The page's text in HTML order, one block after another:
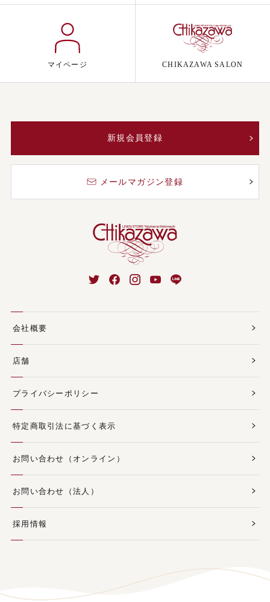
マイページ CHIKAZAWA SALON
新規会員登録
メールマガジン登録
会社概要
店舗
プライバシーポリシー
特定商取引法に基づく表示
お問い合わせ（オンライン）
お問い合わせ（法人）
採用情報